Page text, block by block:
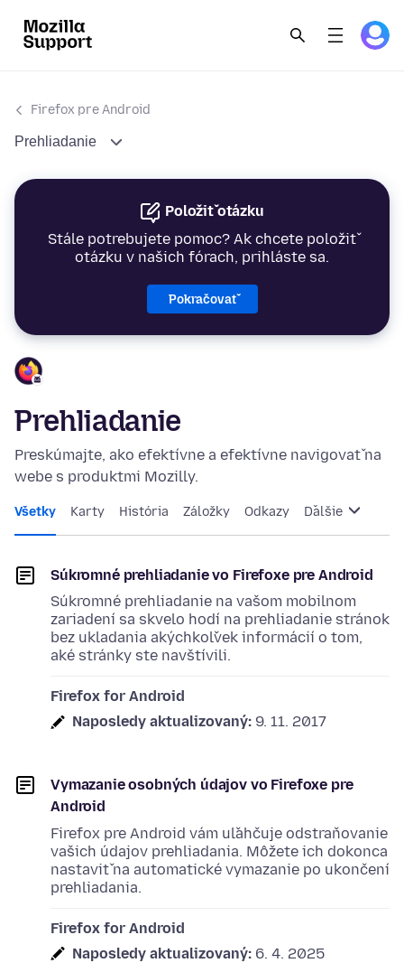
Firefox pre Android
Prehliadanie
Položiť otázku
Stále potrebujete pomoc? Ak chcete položiť
otázku v našich fórach, prihláste sa.
Pokračovať
Prehliadanie
Preskúmajte, ako efektívne a efektívne navigovať na
webe s produktmi Mozilly.
Všetky Karty História Záložky Odkazy Ďalšie
Súkromné prehliadanie vo Firefoxe pre Android
Súkromné prehliadanie na vašom mobilnom
zariadení sa skvelo hodí na prehliadanie stránok
bez ukladania akýchkoľvek informácií o tom,
aké stránky ste navštívili.
Firefox for Android
Naposledy aktualizovaný: 9. 11. 2017
Vymazanie osobných údajov vo Firefoxe pre
Android
Firefox pre Android vám uľahčuje odstraňovanie
vašich údajov prehliadania. Môžete ich dokonca
nastaviť na automatické vymazanie po ukončení
prehliadania.
Firefox for Android
Naposledy aktualizovaný: 6. 4. 2025